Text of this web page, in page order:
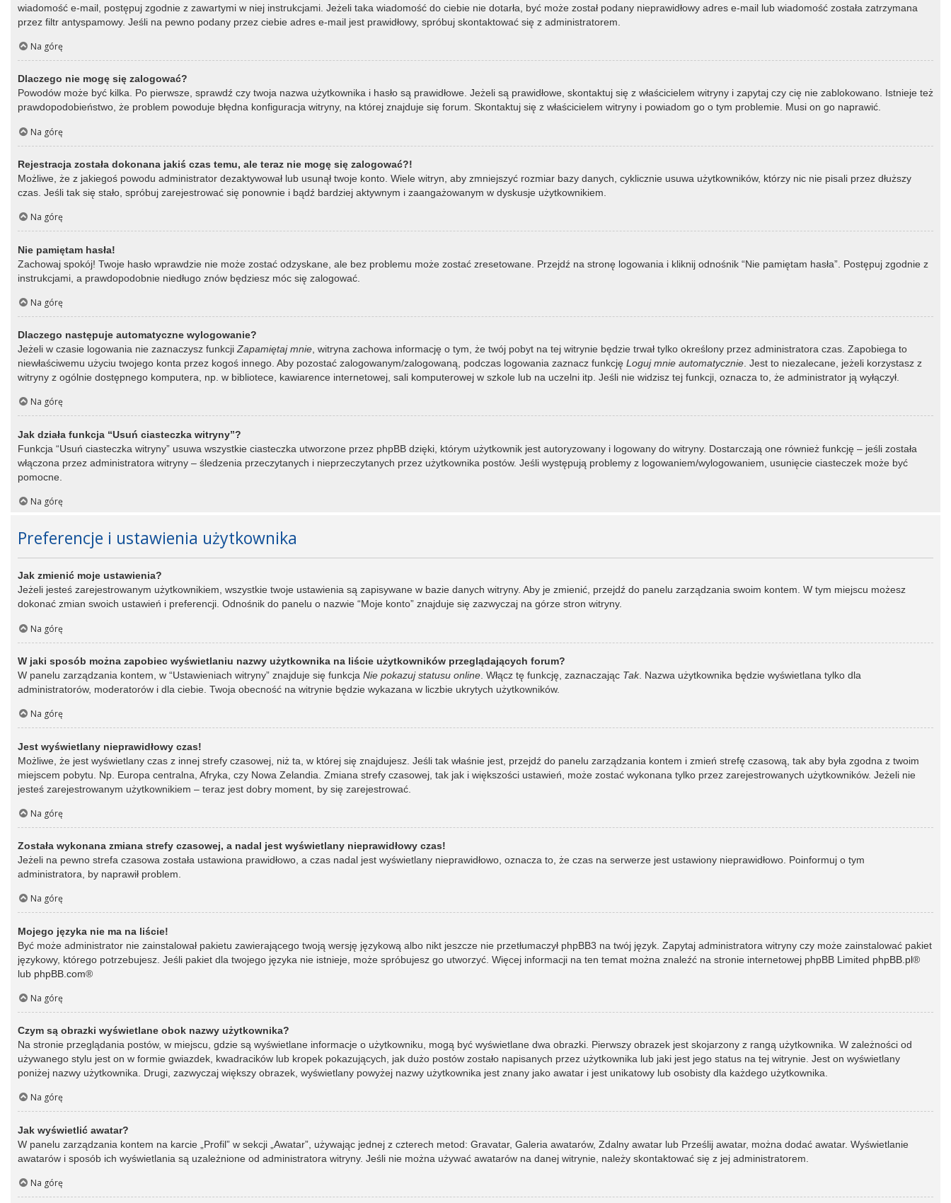
wiadomość e-mail, postępuj zgodnie z zawartymi w niej instrukcjami. Jeżeli taka wiadomość do ciebie nie dotarła, być może został podany nieprawidłowy adres e-mail lub wiadomość została zatrzymana
przez filtr antyspamowy. Jeśli na pewno podany przez ciebie adres e-mail jest prawidłowy, spróbuj skontaktować się z administratorem.
Na górę
Dlaczego nie mogę się zalogować?
Powodów może być kilka. Po pierwsze, sprawdź czy twoja nazwa użytkownika i hasło są prawidłowe. Jeżeli są prawidłowe, skontaktuj się z właścicielem witryny i zapytaj czy cię nie zablokowano. Istnieje też
prawdopodobieństwo, że problem powoduje błędna konfiguracja witryny, na której znajduje się forum. Skontaktuj się z właścicielem witryny i powiadom go o tym problemie. Musi on go naprawić.
Na górę
Rejestracja została dokonana jakiś czas temu, ale teraz nie mogę się zalogować?!
Możliwe, że z jakiegoś powodu administrator dezaktywował lub usunął twoje konto. Wiele witryn, aby zmniejszyć rozmiar bazy danych, cyklicznie usuwa użytkowników, którzy nic nie pisali przez dłuższy
czas. Jeśli tak się stało, spróbuj zarejestrować się ponownie i bądź bardziej aktywnym i zaangażowanym w dyskusje użytkownikiem.
Na górę
Nie pamiętam hasła!
Zachowaj spokój! Twoje hasło wprawdzie nie może zostać odzyskane, ale bez problemu może zostać zresetowane. Przejdź na stronę logowania i kliknij odnośnik “Nie pamiętam hasła”. Postępuj zgodnie z
instrukcjami, a prawdopodobnie niedługo znów będziesz móc się zalogować.
Na górę
Dlaczego następuje automatyczne wylogowanie?
Jeżeli w czasie logowania nie zaznaczysz funkcjiZapamiętaj mnie, witryna zachowa informację o tym, że twój pobyt na tej witrynie będzie trwał tylko określony przez administratora czas. Zapobiega to
niewłaściwemu użyciu twojego konta przez kogoś innego. Aby pozostać zalogowanym/zalogowaną, podczas logowania zaznacz funkcję Loguj mnie automatycznie. Jest to niezalecane, jeżeli korzystasz z
witryny z ogólnie dostępnego komputera, np. w bibliotece, kawiarence internetowej, sali komputerowej w szkole lub na uczelni itp. Jeśli nie widzisz tej funkcji, oznacza to, że administrator ją wyłączył.
Na górę
Jak działa funkcja “Usuń ciasteczka witryny”?
Funkcja “Usuń ciasteczka witryny” usuwa wszystkie ciasteczka utworzone przez phpBB dzięki, którym użytkownik jest autoryzowany i logowany do witryny. Dostarczają one również funkcję – jeśli została
włączona przez administratora witryny – śledzenia przeczytanych i nieprzeczytanych przez użytkownika postów. Jeśli występują problemy z logowaniem/wylogowaniem, usunięcie ciasteczek może być
pomocne.
Na górę
Preferencje i ustawienia użytkownika
Jak zmienić moje ustawienia?
Jeżeli jesteś zarejestrowanym użytkownikiem, wszystkie twoje ustawienia są zapisywane w bazie danych witryny. Aby je zmienić, przejdź do panelu zarządzania swoim kontem. W tym miejscu możesz
dokonać zmian swoich ustawień i preferencji. Odnośnik do panelu o nazwie “Moje konto” znajduje się zazwyczaj na górze stron witryny.
Na górę
W jaki sposób można zapobiec wyświetlaniu nazwy użytkownika na liście użytkowników przeglądających forum?
W panelu zarządzania kontem, w “Ustawieniach witryny” znajduje się funkcja Nie pokazuj statusu online . Włącz tę funkcję, zaznaczając Tak. Nazwa użytkownika będzie wyświetlana tylko dla
administratorów, moderatorów i dla ciebie. Twoja obecność na witrynie będzie wykazana w liczbie ukrytych użytkowników.
Na górę
Jest wyświetlany nieprawidłowy czas!
Możliwe, że jest wyświetlany czas z innej strefy czasowej, niż ta, w której się znajdujesz. Jeśli tak właśnie jest, przejdź do panelu zarządzania kontem i zmień strefę czasową, tak aby była zgodna z twoim
miejscem pobytu. Np. Europa centralna, Afryka, czy Nowa Zelandia. Zmiana strefy czasowej, tak jak i większości ustawień, może zostać wykonana tylko przez zarejestrowanych użytkowników. Jeżeli nie
jesteś zarejestrowanym użytkownikiem – teraz jest dobry moment, by się zarejestrować.
Na górę
Została wykonana zmiana strefy czasowej, a nadal jest wyświetlany nieprawidłowy czas!
Jeżeli na pewno strefa czasowa została ustawiona prawidłowo, a czas nadal jest wyświetlany nieprawidłowo, oznacza to, że czas na serwerze jest ustawiony nieprawidłowo. Poinformuj o tym
administratora, by naprawił problem.
Na górę
Mojego języka nie ma na liście!
Być może administrator nie zainstalował pakietu zawierającego twoją wersję językową albo nikt jeszcze nie przetłumaczył phpBB3 na twój język. Zapytaj administratora witryny czy może zainstalować pakiet
językowy, którego potrzebujesz. Jeśli pakiet dla twojego języka nie istnieje, może spróbujesz go utworzyć. Więcej informacji na ten temat można znaleźć na stronie internetowej phpBB Limited phpBB.pl®
lub phpBB.com®
Na górę
Czym są obrazki wyświetlane obok nazwy użytkownika?
Na stronie przeglądania postów, w miejscu, gdzie są wyświetlane informacje o użytkowniku, mogą być wyświetlane dwa obrazki. Pierwszy obrazek jest skojarzony z rangą użytkownika. W zależności od
używanego stylu jest on w formie gwiazdek, kwadracików lub kropek pokazujących, jak dużo postów zostało napisanych przez użytkownika lub jaki jest jego status na tej witrynie. Jest on wyświetlany
poniżej nazwy użytkownika. Drugi, zazwyczaj większy obrazek, wyświetlany powyżej nazwy użytkownika jest znany jako awatar i jest unikatowy lub osobisty dla każdego użytkownika.
Na górę
Jak wyświetlić awatar?
W panelu zarządzania kontem na karcie „Profil” w sekcji „Awatar”, używając jednej z czterech metod: Gravatar, Galeria awatarów, Zdalny awatar lub Prześlij awatar, można dodać awatar. Wyświetlanie
awatarów i sposób ich wyświetlania są uzależnione od administratora witryny. Jeśli nie można używać awatarów na danej witrynie, należy skontaktować się z jej administratorem.
Na górę